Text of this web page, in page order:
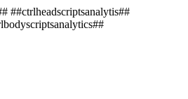
##ctrlheadscriptsanalytis##